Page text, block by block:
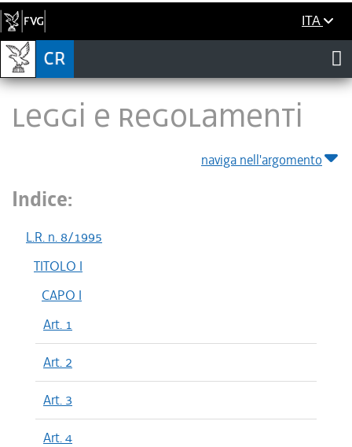
ITA
LEGGI E REGOLAMENTI
naviga nell'argomento
Indice:
L.R. n. 8/1995
TITOLO I
CAPO I
Art. 1
Art. 2
Art. 3
Art. 4